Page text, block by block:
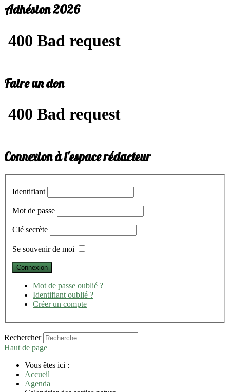
Adhésion 2026
Faire un don
Connexion à l'espace rédacteur
Identifiant
Mot de passe
Clé secrète
Se souvenir de moi
Mot de passe oublié ?
Identifiant oublié ?
Créer un compte
Rechercher
Haut de page
Vous êtes ici :
Accueil
Agenda